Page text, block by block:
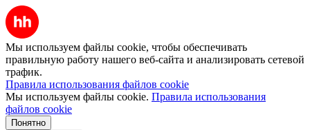
Мы используем файлы cookie, чтобы обеспечивать
правильную работу нашего веб-сайта и анализировать сетевой
трафик.
Правила использования файлов cookie
Мы используем файлы cookie. Правила использования
файлов cookie
Понятно